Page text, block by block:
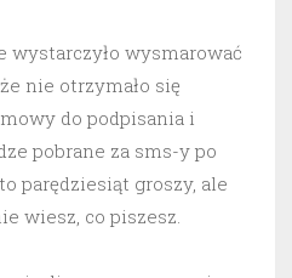
wystarczyło wysmarować
nie otrzymało się
do podpisania i
pobrane za sms-y po
parędziesiąt groszy, ale
wiesz, co piszesz.